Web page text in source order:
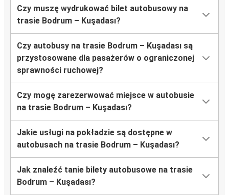
Czy muszę wydrukować bilet autobusowy na
trasie Bodrum – Kuşadası?
Czy autobusy na trasie Bodrum – Kuşadası są
przystosowane dla pasażerów o ograniczonej
sprawności ruchowej?
Czy mogę zarezerwować miejsce w autobusie
na trasie Bodrum – Kuşadası?
Jakie usługi na pokładzie są dostępne w
autobusach na trasie Bodrum – Kuşadası?
Jak znaleźć tanie bilety autobusowe na trasie
Bodrum – Kuşadası?